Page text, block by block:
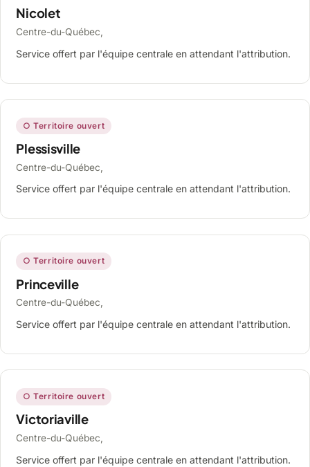
Nicolet
Centre-du-Québec,
Service offert par l'équipe centrale en attendant l'attribution.
○ Territoire ouvert
Plessisville
Centre-du-Québec,
Service offert par l'équipe centrale en attendant l'attribution.
○ Territoire ouvert
Princeville
Centre-du-Québec,
Service offert par l'équipe centrale en attendant l'attribution.
○ Territoire ouvert
Victoriaville
Centre-du-Québec,
Service offert par l'équipe centrale en attendant l'attribution.